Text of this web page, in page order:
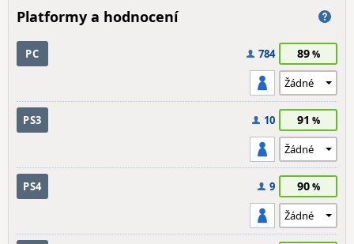
Platformy a hodnocení
PC 784 89
PS3 10 91
PS4 9 90